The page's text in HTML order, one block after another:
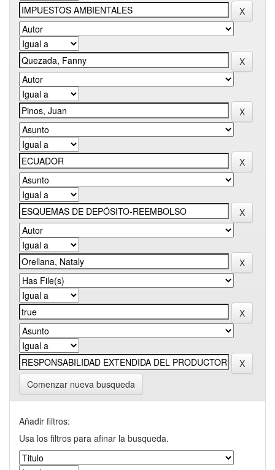
Comenzar nueva busqueda
Añadir filtros:
Usa los filtros para afinar la busqueda.